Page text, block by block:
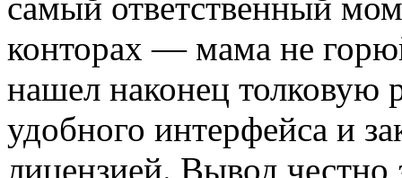
самый ответственный
конторах — мама не
нашел наконец толковую
удобного интерфейса и
лицензией. Вывод честно